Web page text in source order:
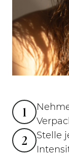
1
2
Stelle